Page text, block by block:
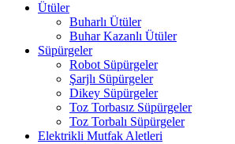
Ütüler
Buharlı Ütüler
Buhar Kazanlı Ütüler
Süpürgeler
Robot Süpürgeler
Şarjlı Süpürgeler
Dikey Süpürgeler
Toz Torbasız Süpürgeler
Toz Torbalı Süpürgeler
Elektrikli Mutfak Aletleri